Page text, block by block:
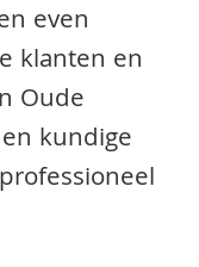
even
klanten en
Oude
kundige